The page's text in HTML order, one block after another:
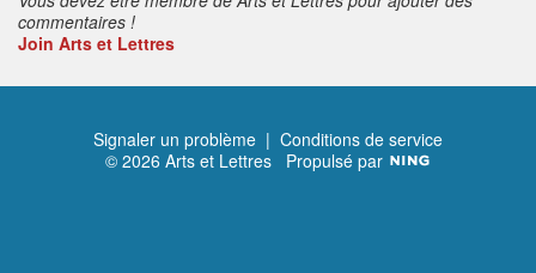
commentaires !
Join Arts et Lettres
Signaler un problème | Conditions de service
© 2026 Arts et Lettres Propulsé par